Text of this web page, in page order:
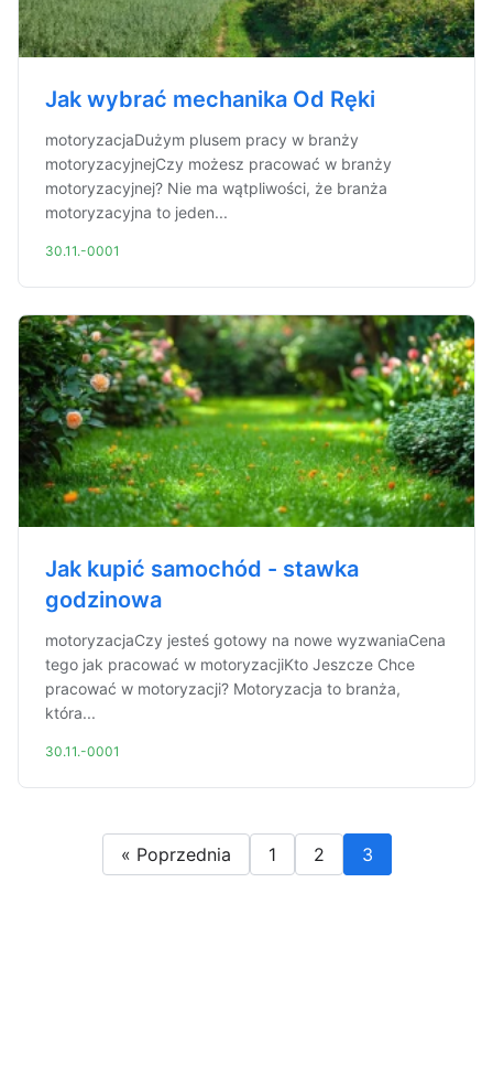
Jak wybrać mechanika Od Ręki
motoryzacjaDużym plusem pracy w branży
motoryzacyjnejCzy możesz pracować w branży
motoryzacyjnej? Nie ma wątpliwości, że branża
motoryzacyjna to jeden...
30.11.-0001
Jak kupić samochód - stawka
godzinowa
motoryzacjaCzy jesteś gotowy na nowe wyzwaniaCena
tego jak pracować w motoryzacjiKto Jeszcze Chce
pracować w motoryzacji? Motoryzacja to branża,
która...
30.11.-0001
« Poprzednia 1 2 3